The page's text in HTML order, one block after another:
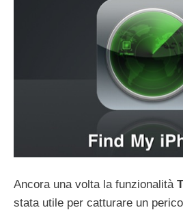
Ancora una volta la funzionalità
stata utile per catturare un